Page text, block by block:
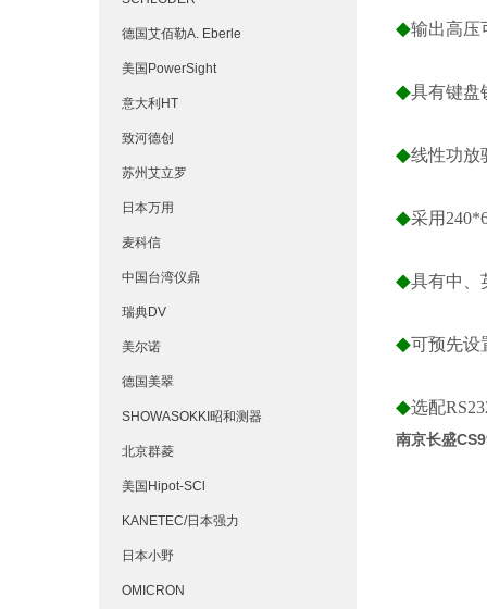
德国艾佰勒A. Eberle
美国PowerSight
意大利HT
致河德创
苏州艾立罗
日本万用
麦科信
中国台湾仪鼎
瑞典DV
美尔诺
德国美翠
SHOWASOKKI昭和测器
北京群菱
美国Hipot-SCl
KANETEC/日本强力
日本小野
OMICRON
◆输出高压
◆具有键盘
◆线性功放
◆采用
◆具有中、
◆可预先设
◆选配
南京长盛